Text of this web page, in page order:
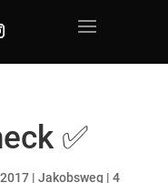
✅
| Jakobsweg | 4